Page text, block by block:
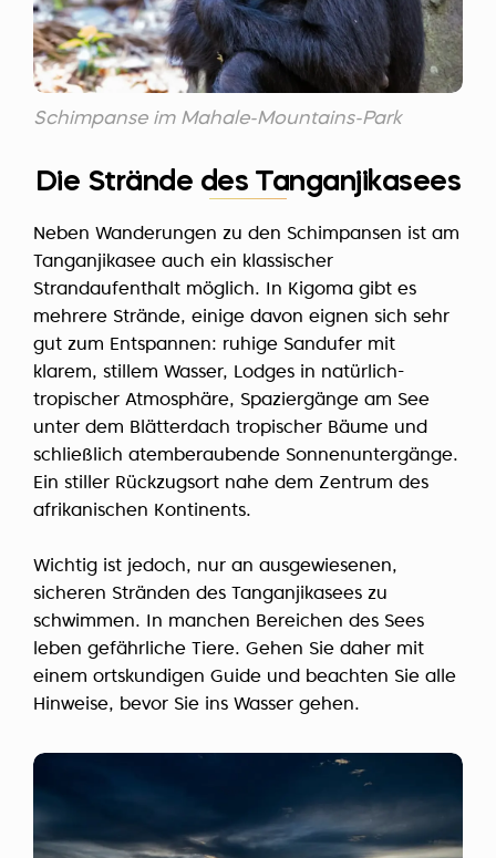
Schimpanse im Mahale-Mountains-Park
Die Strände des Tanganjikasees
Neben Wanderungen zu den Schimpansen ist am
Tanganjikasee auch ein klassischer
Strandaufenthalt möglich. In Kigoma gibt es
mehrere Strände, einige davon eignen sich sehr
gut zum Entspannen: ruhige Sandufer mit
klarem, stillem Wasser, Lodges in natürlich-
tropischer Atmosphäre, Spaziergänge am See
unter dem Blätterdach tropischer Bäume und
schließlich atemberaubende Sonnenuntergänge.
Ein stiller Rückzugsort nahe dem Zentrum des
afrikanischen Kontinents.
Wichtig ist jedoch, nur an ausgewiesenen,
sicheren Stränden des Tanganjikasees zu
schwimmen. In manchen Bereichen des Sees
leben gefährliche Tiere. Gehen Sie daher mit
einem ortskundigen Guide und beachten Sie alle
Hinweise, bevor Sie ins Wasser gehen.